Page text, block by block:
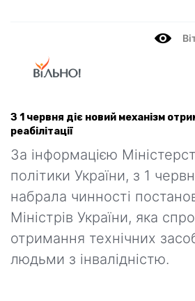
З 1 червня діє новий механізм
реабілітації
За інформацією
політики України, з 1
набрала чинності
Міністрів України, яка
отримання технічних
людьми з інвалідністю.